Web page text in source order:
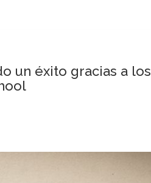
un éxito gracias a los